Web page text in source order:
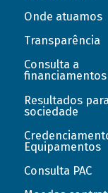
Onde atuamos
Transparência
Consulta a
financiamentos
Resultados
sociedade
Equipamentos
Consulta PAC